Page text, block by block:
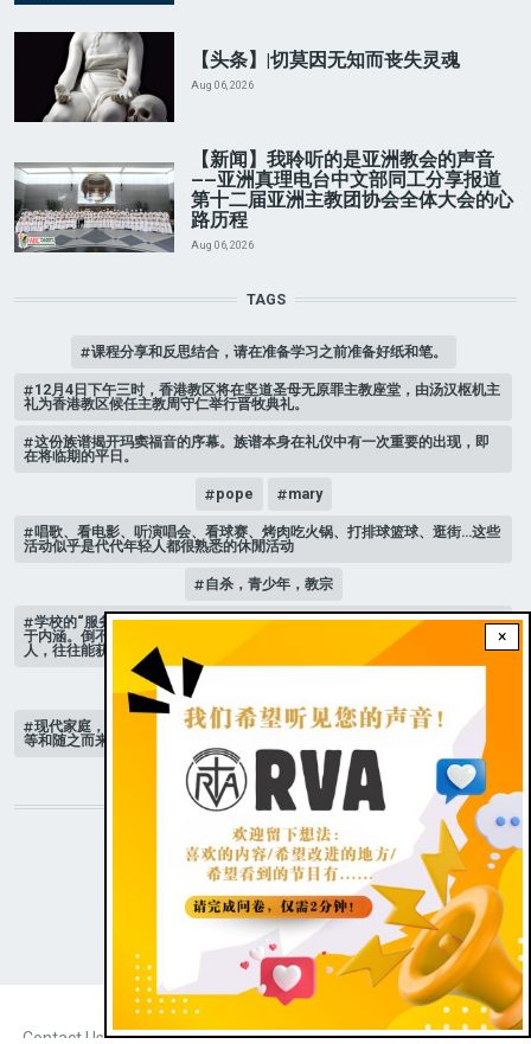
×
【头条】|切莫因无知而丧失灵魂
Aug 06, 2026
【新闻】我聆听的是亚洲教会的声音
——亚洲真理电台中文部同工分享报道
第十二届亚洲主教团协会全体大会的心
路历程
Aug 06, 2026
TAGS
课程分享和反思结合，请在准备学习之前准备好纸和笔。
12月4日下午三时，香港教区将在坚道圣母无原罪主教座堂，由汤汉枢机主
礼为香港教区候任主教周守仁举行晋牧典礼。
这份族谱揭开玛窦福音的序幕。族谱本身在礼仪中有一次重要的出现，即
在将临期的平日。
pope mary
唱歌、看电影、听演唱会、看球赛、烤肉吃火锅、打排球篮球、逛街…这些
活动似乎是代代年轻人都很熟悉的休閒活动
自杀，青少年，教宗
学校的“服务课”，带著强迫性质，服务的范围也欠缺实质意义，有时形式重
于内涵。倒不如自行参加服务社团，自己选择服务对象，亲自走访需要的
人，往往能获得震撼与成长的经验。
现代家庭，子女或许都是宝贝，不公平的待遇显得比较少，但隐性的不平
等和随之而来的身心压力却仍旧挥之不去。
STAY CONNECTED WITH US!
Contact Us